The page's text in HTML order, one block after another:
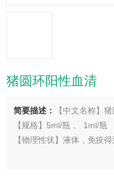
猪圆环阳性血清
简要描述：
【中文名称】
【规格】5ml/瓶 、 1ml/瓶
【物理性状】液体，免疫